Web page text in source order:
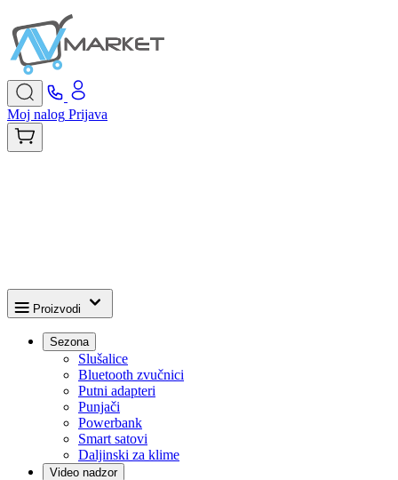
Moj nalog Prijava
Proizvodi
Sezona
Slušalice
Bluetooth zvučnici
Putni adapteri
Punjači
Powerbank
Smart satovi
Daljinski za klime
Video nadzor